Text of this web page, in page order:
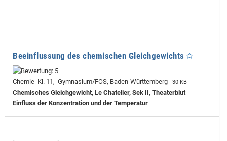
Beeinflussung des chemischen Gleichgewichts
Chemie Kl. 11, Gymnasium/FOS, Baden-Württemberg 30 KB
Chemisches Gleichgewicht, Le Chatelier, Sek II, Theaterblut
Einfluss der Konzentration und der Temperatur